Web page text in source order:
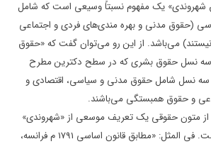
یک مفهوم نسبتاً وسیعی است که شامل
(حقوق مدنی و بهره مندی‌های فردی و اجتماعی
می‌باشد. از این رو می‌توان گفت که «حقوق
سه نسل حقوق بشری که در سطح دکترین مطرح
سه نسل شامل حقوق مدنی و سیاسی، اقتصادی و
و حقوق همبستگی می‌باشند.
از متون حقوقی یک تعریف موسعی از «شهروندی»
مورد قبول واقع شده است. فی المثل: «مطابق قانون اساسی 1791 م فرانسه،